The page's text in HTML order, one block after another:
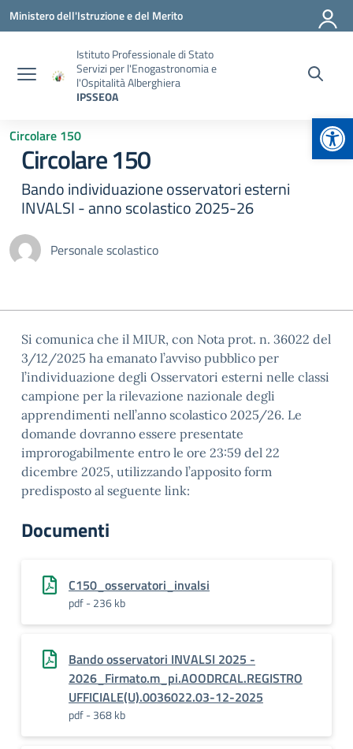
Vai ai contenuti
Vai al menu di navigazione
Vai al footer
Ministero dell'Istruzione e del Merito
Istituto Professionale di Stato
Servizi per l'Enogastronomia e
l'Ospitalità Alberghiera
IPSSEOA
Circolare 150
Circolare 150
Bando individuazione osservatori esterni
INVALSI - anno scolastico 2025-26
Personale scolastico
Si comunica che il MIUR, con Nota prot. n. 36022 del
3/12/2025 ha emanato l’avviso pubblico per
l’individuazione degli Osservatori esterni nelle classi
campione per la rilevazione nazionale degli
apprendimenti nell’anno scolastico 2025/26. Le
domande dovranno essere presentate
improrogabilmente entro le ore 23:59 del 22
dicembre 2025, utilizzando l’apposito form
predisposto al seguente link:
Documenti
C150_osservatori_invalsi
pdf - 236 kb
Bando osservatori INVALSI 2025 -
2026_Firmato.m_pi.AOODRCAL.REGISTRO
UFFICIALE(U).0036022.03-12-2025
pdf - 368 kb